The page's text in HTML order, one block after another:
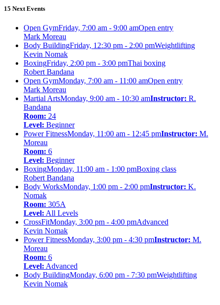
15 Next Events
Open GymFriday, 7:00 am - 9:00 amOpen entry
Mark Moreau
Body BuildingFriday, 12:30 pm - 2:00 pmWeightlifting
Kevin Nomak
BoxingFriday, 2:00 pm - 3:00 pmThai boxing
Robert Bandana
Open GymMonday, 7:00 am - 11:00 amOpen entry
Mark Moreau
Martial ArtsMonday, 9:00 am - 10:30 amInstructor: R.
Bandana
Room: 24
Level: Beginner
Power FitnessMonday, 11:00 am - 12:45 pmInstructor: M.
Moreau
Room: 6
Level: Beginner
BoxingMonday, 11:00 am - 1:00 pmBoxing class
Robert Bandana
Body WorksMonday, 1:00 pm - 2:00 pmInstructor: K.
Nomak
Room: 305A
Level: All Levels
CrossFitMonday, 3:00 pm - 4:00 pmAdvanced
Kevin Nomak
Power FitnessMonday, 3:00 pm - 4:30 pmInstructor: M.
Moreau
Room: 6
Level: Advanced
Body BuildingMonday, 6:00 pm - 7:30 pmWeightlifting
Kevin Nomak